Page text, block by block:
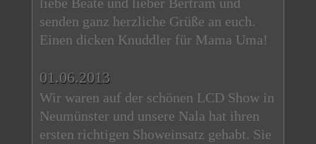
senden ganz herzliche Grüße an euch.
Einen dicken Knuddler für Mama Uma!
01.06.2013
Wir waren auf der schönen LCD Show in
Neumünster und unsere Nala hat ihren
ersten richtigen Showeinsatz gehabt. Sie